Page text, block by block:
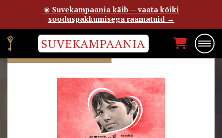
SUVEKAMPAANIA
VALLY OJAVERE
☀️ Suvekampaania käib — vaata kõiki
sooduspakkumisega raamatuid →